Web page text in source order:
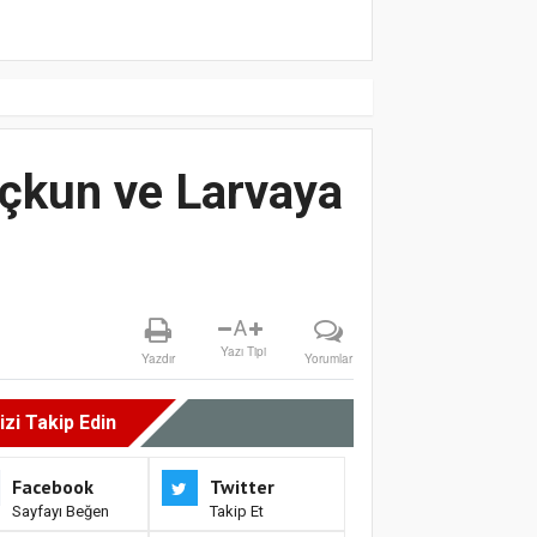
ve Larvaya
Yazdır
A
Yazı Tipi Yorumlar
Takip Edin
Facebook
Sayfayı Beğen
Twitter
Takip Et